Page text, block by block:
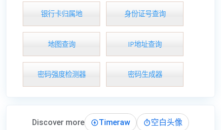
银行卡归属地 身份证号查询
地图查询 IP地址查询
密码强度检测器 密码生成器
Discover more Timeraw
空白头像